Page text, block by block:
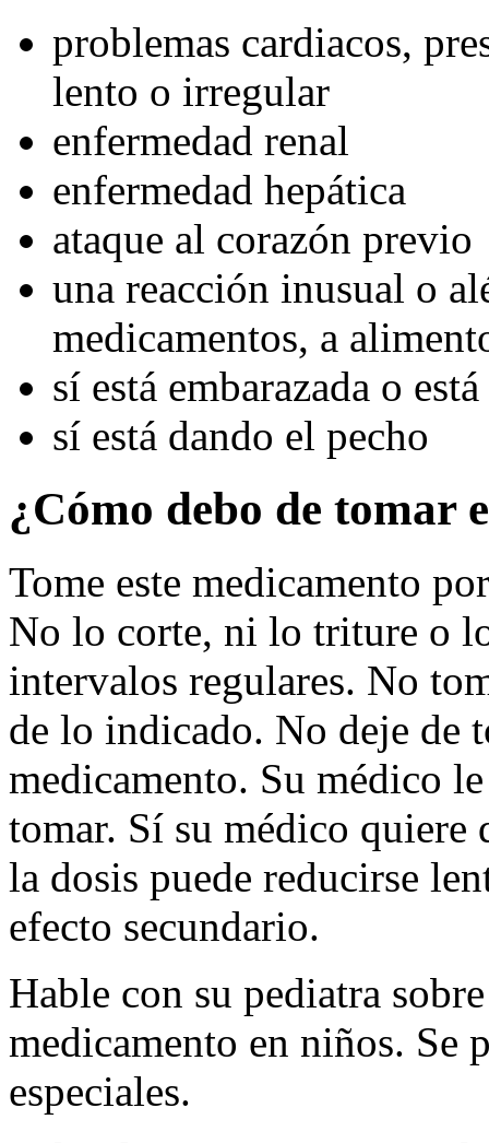
problemas cardiacos,
lento o irregular
enfermedad renal
enfermedad hepática
ataque al corazón previo
una reacción inusual o
medicamentos, a
sí está embarazada o
sí está dando el pecho
¿Cómo debo de tomar
Tome este medicamento
No lo corte, ni lo triture o
intervalos regulares. No
de lo indicado. No deje de
medicamento. Su médico
tomar. Sí su médico quiere
la dosis puede reducirse
efecto secundario.
Hable con su pediatra
medicamento en niños. Se
especiales.